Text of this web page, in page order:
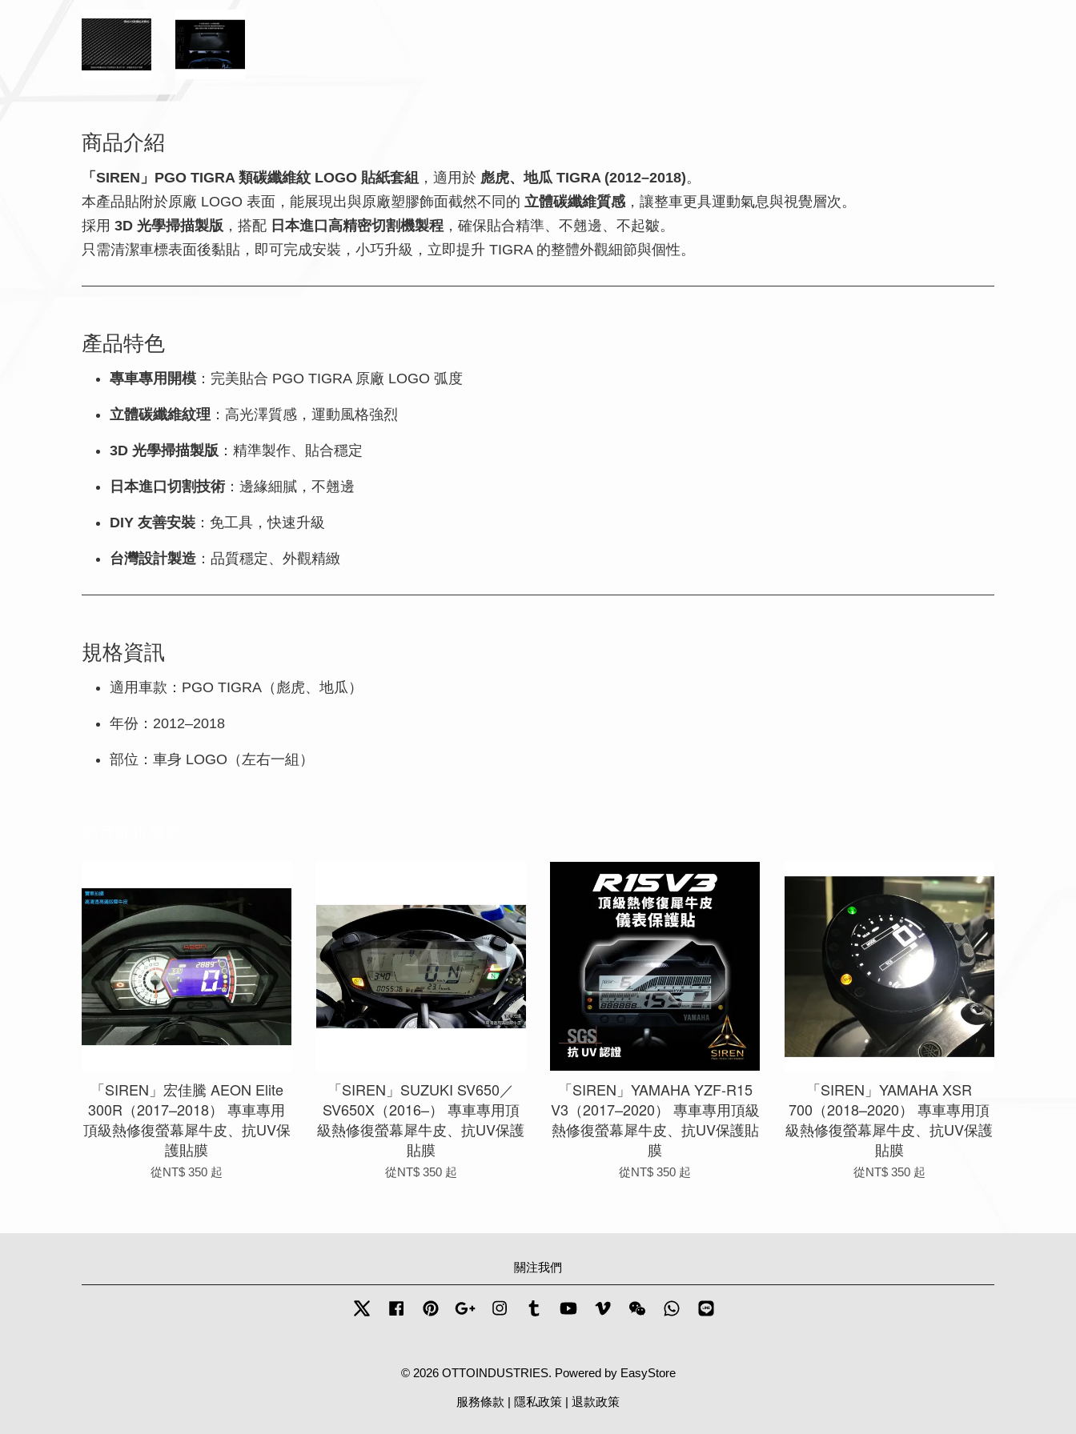
商品介紹
「SIREN」PGO TIGRA 類碳纖維紋 LOGO 貼紙套組 ，適用於 彪虎、地瓜 TIGRA (2012–2018)。
本產品貼附於原廠 LOGO 表面，能展現出與原廠塑膠飾面截然不同的 立體碳纖維質感，讓整車更具運動氣息與視覺層次。
採用 3D 光學掃描製版 ，搭配 日本進口高精密切割機製程 ，確保貼合精準、不翹邊、不起皺。
只需清潔車標表面後黏貼，即可完成安裝，小巧升級，立即提升 TIGRA 的整體外觀細節與個性。
產品特色
專車專用開模 ：完美貼合 PGO TIGRA 原廠 LOGO 弧度
立體碳纖維紋理 ：高光澤質感，運動風格強烈
3D 光學掃描製版 ：精準製作、貼合穩定
日本進口切割技術：邊緣細膩，不翹邊
DIY 友善安裝 ：免工具，快速升級
台灣設計製造 ：品質穩定、外觀精緻
規格資訊
適用車款：PGO TIGRA（彪虎、地瓜）
年份：2012–2018
部位：車身 LOGO（左右一組）
「SIREN」宏佳騰 AEON Elite
300R（2017–2018） 專車專用
頂級熱修復螢幕犀牛皮、抗UV保
護貼膜
從NT$ 350 起
「SIREN」SUZUKI SV650／
SV650X（2016–） 專車專用頂
級熱修復螢幕犀牛皮、抗UV保護
貼膜
從NT$ 350 起
「SIREN」YAMAHA YZF-R15
V3（2017–2020） 專車專用頂級
熱修復螢幕犀牛皮、抗UV保護貼
膜
從NT$ 350 起
「SIREN」YAMAHA XSR
700（2018–2020） 專車專用頂
級熱修復螢幕犀牛皮、抗UV保護
貼膜
從NT$ 350 起
關注我們
Twitter FacebookPinterestGoogle InstagramTumblr YouTubeVimeo Wechat Whatsapp
© 2026 OTTOINDUSTRIES. Powered by EasyStore
服務條款 | 隱私政策 | 退款政策